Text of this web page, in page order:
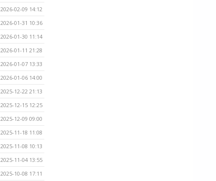
2026-02-09 14:12
2026-01-31 10:36
2026-01-30 11:14
2026-01-11 21:28
2026-01-07 13:33
2026-01-06 14:00
2025-12-22 21:13
2025-12-15 12:25
2025-12-09 09:00
2025-11-18 11:08
2025-11-08 10:13
2025-11-04 13:55
2025-10-08 17:11